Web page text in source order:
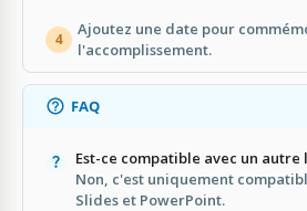
4
Ajoutez une date pour
l'accomplissement.
FAQ
Est-ce compatible avec un autre
Non, c'est uniquement
Slides et PowerPoint.